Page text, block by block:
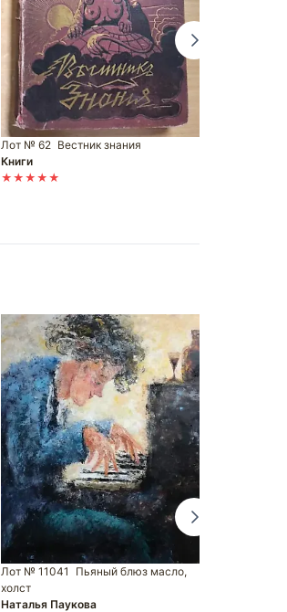
Лот № 62 Вестник знания
Книги
★★★★★
Лот № 11041
Пьяный блюз масло,
холст
Наталья Паукова